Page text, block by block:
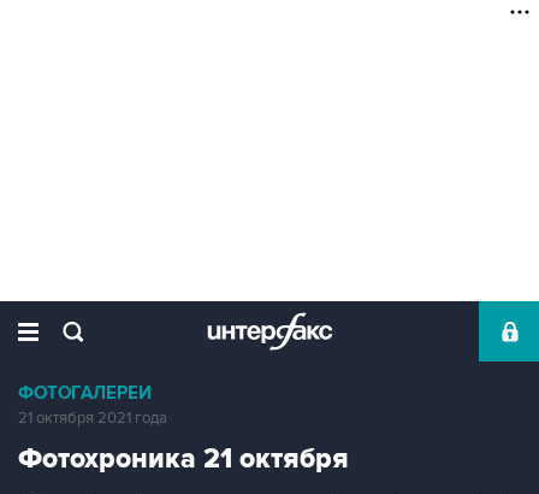
ФОТОГАЛЕРЕИ
21 октября 2021 года
Фотохроника 21 октября